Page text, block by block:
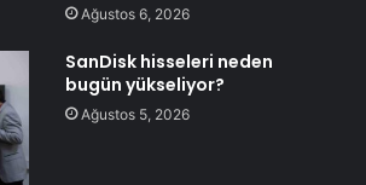
Ağustos 6, 2026
SanDisk hisseleri neden
bugün yükseliyor?
Ağustos 5, 2026